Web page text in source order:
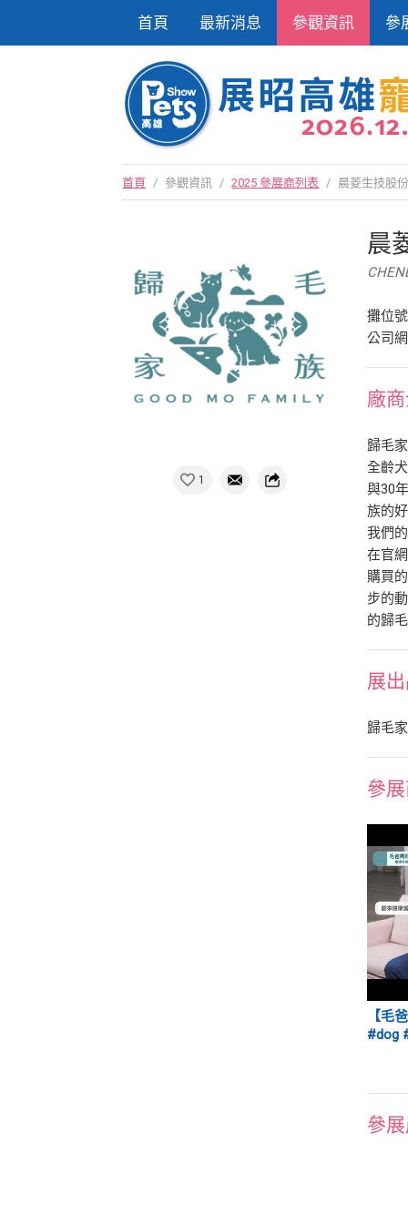
首頁 最新消息 參觀資訊 參
首頁 / 參觀資訊 / 2025 參展商列表 / 晨菱生技股
1
晨
攤位
公司
廠
歸毛
全齡
與30
族的
我們
在官
購買
步的
的歸
展
歸毛
參
【毛
#dog
參